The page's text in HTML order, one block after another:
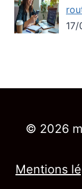
© 2026
Mentions